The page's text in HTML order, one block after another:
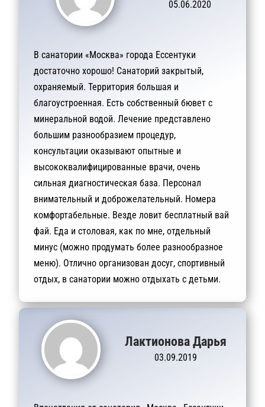
05.06.2020
В санатории «Москва» города Ессентуки
достаточно хорошо! Санаторий закрытый,
охраняемый. Территория большая и
благоустроенная. Есть собственный бювет с
минеральной водой. Лечение представлено
большим разнообразием процедур,
консультации оказывают опытные и
высококвалифицированные врачи, очень
сильная диагностическая база. Персонал
внимательный и доброжелательный. Номера
комфортабельные. Везде ловит бесплатный вай
фай. Еда и столовая, как по мне, отдельный
минус (можно продумать более разнообразное
меню). Отлично организован досуг, спортивный
отдых, в санатории можно отдыхать с детьми.
Лактионова Дарья
03.09.2019